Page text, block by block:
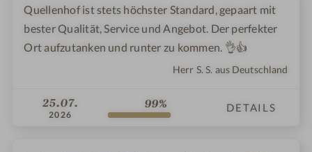
Quellenhof ist stets höchster Standard, gepaart mit
bester Qualität, Service und Angebot. Der perfekter
Ort aufzutanken und runter zu kommen. 👌👍
Herr S. S. aus Deutschland
25.07.
2026
99% DETAILS